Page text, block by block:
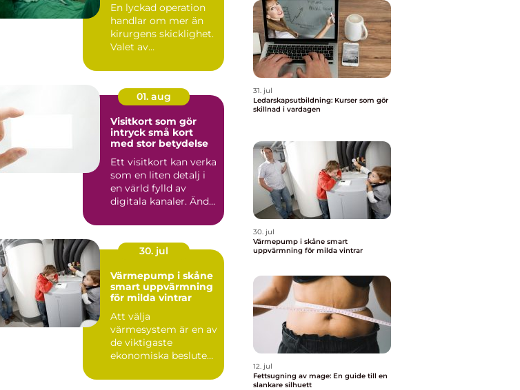
En lyckad operation
handlar om mer än
kirurgens skicklighet.
Valet av
påverkar ...
01. aug
Visitkort som gör
intryck små kort
med stor betydelse
Ett visitkort kan verka
som en liten detalj i
en värld fylld av
digitala kanaler. Ändå
30. jul
Värmepump i skåne
smart uppvärmning
för milda vintrar
Att välja
värmesystem är en av
de viktigaste
ekonomiska besluten
och fastighetsä...
31. jul
Ledarskapsutbildning: Kurser som gör
skillnad i vardagen
30. jul
Värmepump i skåne smart
uppvärmning för milda vintrar
12. jul
Fettsugning av mage: En guide till en
slankare silhuett